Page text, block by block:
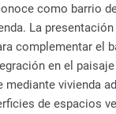
como barrio
La
complementar el
en el
mediante vivienda
de espacios